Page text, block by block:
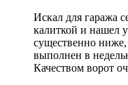
Искал для гаража
калиткой и нашел
существенно
выполнен в
Качеством ворот